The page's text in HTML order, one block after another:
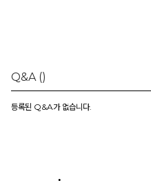
Q&A ()
등록된 Q&A가 없습니다.